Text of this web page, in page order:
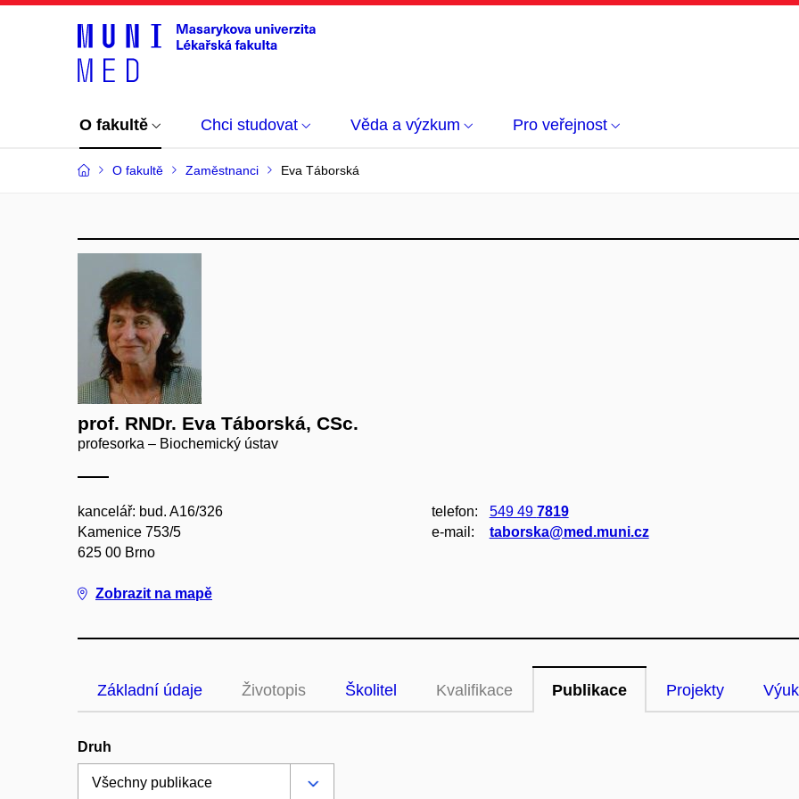
O fakultě Chci studovat Věda a výzkum Pro veřejnost
O fakultě Zaměstnanci Eva Táborská
prof. RNDr. Eva Táborská, CSc.
profesorka – Biochemický ústav
kancelář: bud. A16/326
Kamenice 753/5
625 00 Brno
Zobrazit na mapě
telefon: 549 49 7819
e‑mail:
taborska@med.muni.cz
Základní údaje Životopis Školitel Kvalifikace Publikace Projekty
Druh